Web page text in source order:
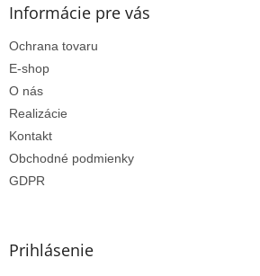
Informácie pre vás
Ochrana tovaru
E-shop
O nás
Realizácie
Kontakt
Obchodné podmienky
GDPR
Prihlásenie